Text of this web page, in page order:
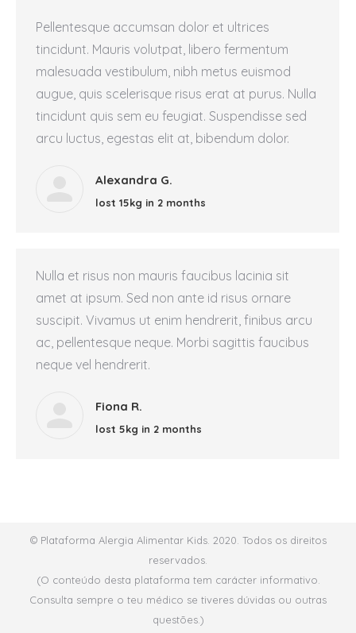
Pellentesque accumsan dolor et ultrices
tincidunt. Mauris volutpat, libero fermentum
malesuada vestibulum, nibh metus euismod
augue, quis scelerisque risus erat at purus. Nulla
tincidunt quis sem eu feugiat. Suspendisse sed
arcu luctus, egestas elit at, bibendum dolor.
Alexandra G.
lost 15kg in 2 months
Nulla et risus non mauris faucibus lacinia sit
amet at ipsum. Sed non ante id risus ornare
suscipit. Vivamus ut enim hendrerit, finibus arcu
ac, pellentesque neque. Morbi sagittis faucibus
neque vel hendrerit.
Fiona R.
lost 5kg in 2 months
© Plataforma Alergia Alimentar Kids. 2020. Todos os direitos
reservados.
(O conteúdo desta plataforma tem carácter informativo.
Consulta sempre o teu médico se tiveres dúvidas ou outras
questões.)